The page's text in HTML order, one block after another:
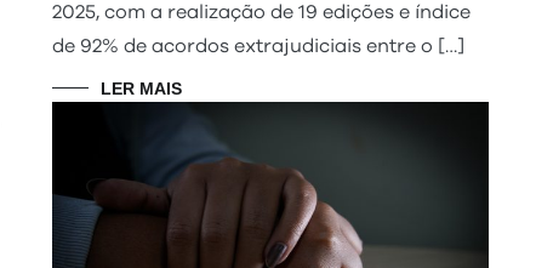
2025, com a realização de 19 edições e índice
de 92% de acordos extrajudiciais entre o […]
LER MAIS